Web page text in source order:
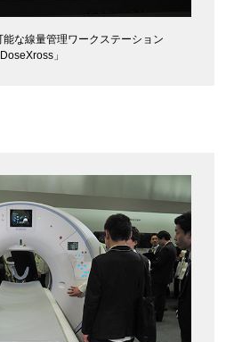
な線量管理ワークステーション
DoseXross」